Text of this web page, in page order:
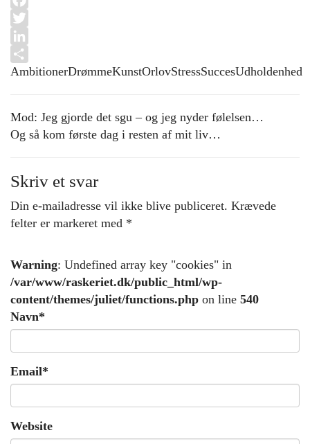
Facebook
Twitter
LinkedIn
Share
AmbitionerDrømmeKunstOrlovStressSuccesUdholdenhed
Mod: Jeg gjorde det sgu – og jeg nyder følelsen…
Og så kom første dag i resten af mit liv…
Skriv et svar
Din e-mailadresse vil ikke blive publiceret. Krævede
felter er markeret med *
Warning: Undefined array key "cookies" in
/var/www/raskeriet.dk/public_html/wp-
content/themes/juliet/functions.php on line 540
Navn*
Email*
Website